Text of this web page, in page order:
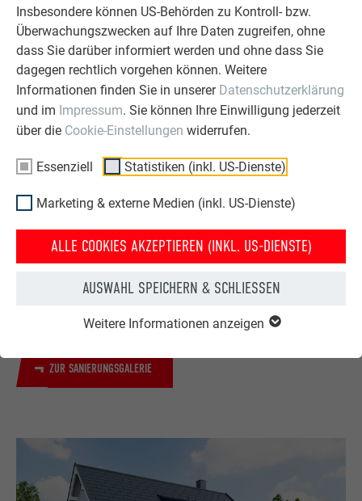
Insbesondere können US-Behörden zu Kontroll- bzw.
Überwachungszwecken auf Ihre Daten zugreifen, ohne
dass Sie darüber informiert werden und ohne dass Sie
dagegen rechtlich vorgehen können. Weitere
Informationen finden Sie in unserer Datenschutzerklärung
und im Impressum. Sie können Ihre Einwilligung jederzeit
über die Cookie-Einstellungen widerrufen.
Essenziell Statistiken (inkl. US-Dienste)
Marketing & externe Medien (inkl. US-Dienste)
ALLE COOKIES AKZEPTIEREN (INKL. US-DIENSTE)
AUSWAHL SPEICHERN & SCHLIESSEN
Weitere Informationen anzeigen
Dank des geringen Gewichts der PREFA Produkte wird das
kosmetische Eingriff macht auch optisch einiges her.
ZUR SANIERUNGSGALERIE
PREFA DACHPLATTE
DACHPLATTE